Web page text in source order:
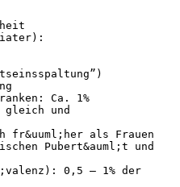
Ca. 1%
und
fr&uuml;her als Frauen
Pubert&auml;t und
0,5 – 1% der